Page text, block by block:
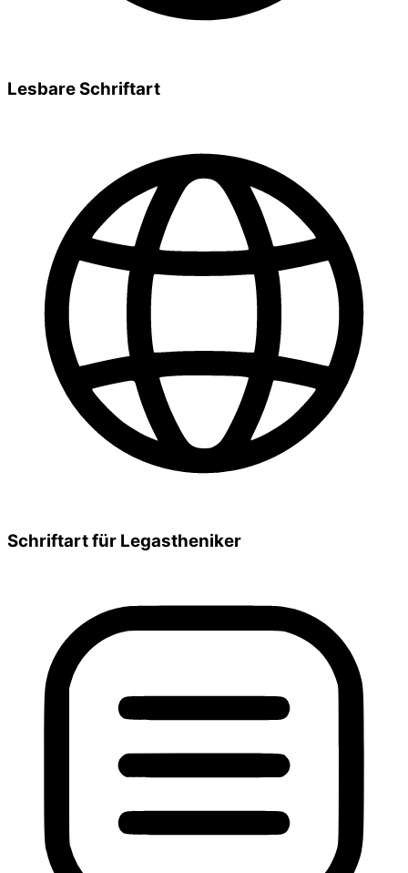
Lesbare Schriftart
Schriftart für Legastheniker